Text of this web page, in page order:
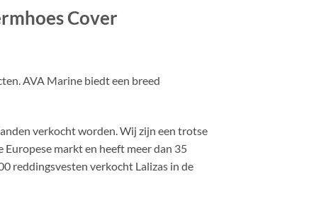
Cover
AVA Marine biedt een breed
verkocht worden. Wij zijn een trotse
markt en heeft meer dan 35
reddingsvesten verkocht Lalizas in de